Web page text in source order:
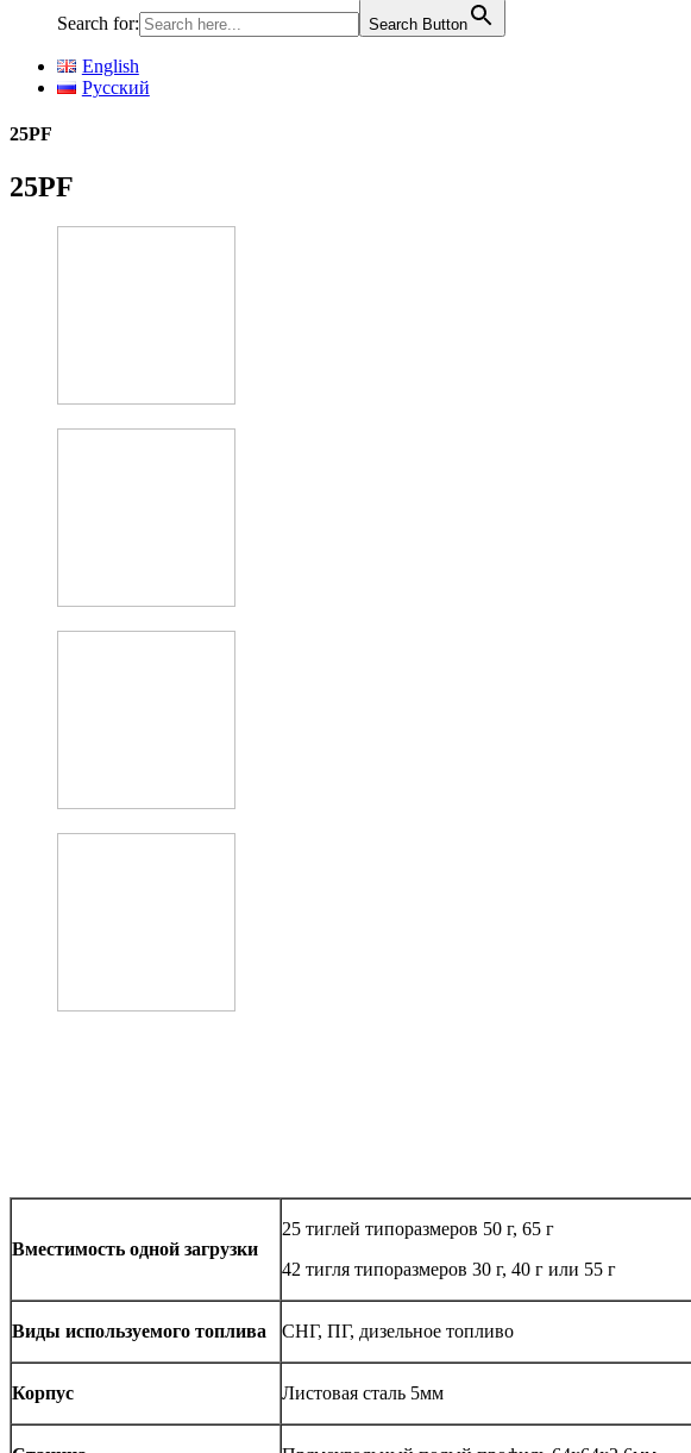
Search for: Search Button
English
Русский
25PF
25PF
Вместимость одной загрузки
25 тиглей типоразмеров 50 г, 65 г
42 тигля типоразмеров 30 г, 40 г или 55 г
Виды используемого топлива СНГ, ПГ, дизельное топливо
Корпус Листовая сталь 5мм